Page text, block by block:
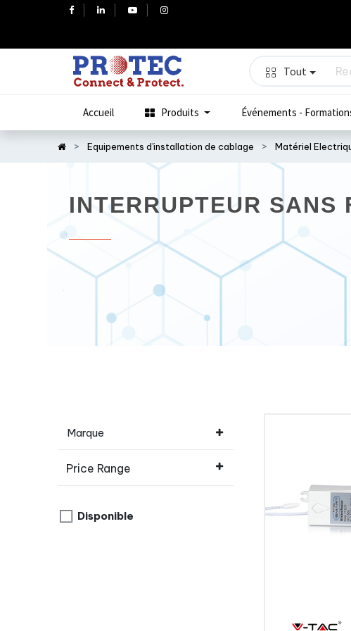
Tout
Accueil Produits Événements -
Equipements d'installation de cablage Matériel
INTERRUPTEUR SANS
Marque
Price Range
Disponible